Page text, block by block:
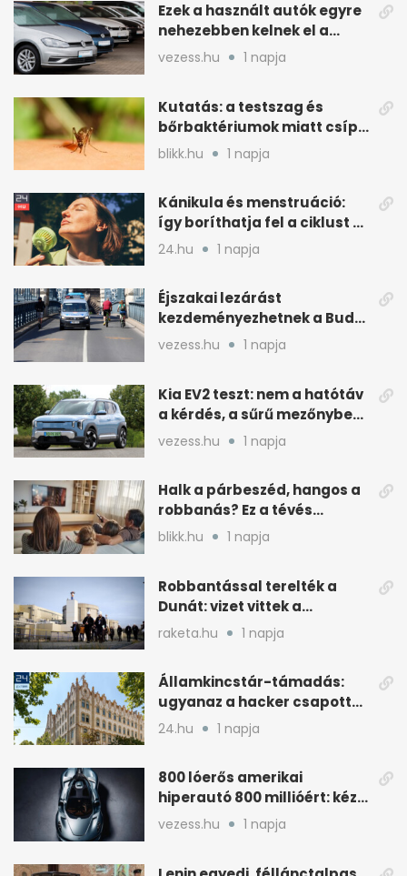
Ezek a használt autók egyre
nehezebben kelnek el a
magyar piacon
vezess.hu 1 napja
Kutatás: a testszag és
bőrbaktériumok miatt csípik
inkább a szúnyogok
blikk.hu 1 napja
Kánikula és menstruáció:
így boríthatja fel a ciklust a
hőség
24.hu 1 napja
Éjszakai lezárást
kezdeményezhetnek a Budai
Váralagútnál Budapesten
vezess.hu 1 napja
Kia EV2 teszt: nem a hatótáv
a kérdés, a sűrű mezőnyben
dől el
vezess.hu 1 napja
Halk a párbeszéd, hangos a
robbanás? Ez a tévés
beállítás segít
blikk.hu 1 napja
Robbantással terelték a
Dunát: vizet vittek a
cernavodai atomerőmű felé
raketa.hu 1 napja
Államkincstár-támadás:
ugyanaz a hacker csapott
le, mint Romániában
24.hu 1 napja
800 lóerős amerikai
hiperautó 800 millióért: kézi
váltóval jön
vezess.hu 1 napja